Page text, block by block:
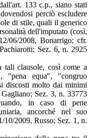
133 c.p., siano stati
perciò escludere
di stile, quali il generico
dell'imputato (così,
06/2008, Bonarrigo; cfr.
Sez. 6, n. 2925
tali clausole, così come a
"pena equa", "congruo
discosti molto dai minimi
Sez. 3, n. 33773
in caso di pene
ancorché nel suo
10/2009, Russo; Sez. 1, n.